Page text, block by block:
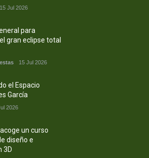
15 Jul 2026
para
gran eclipse total
15 Jul 2026
el Espacio
García
2026
un curso
diseño e
3D